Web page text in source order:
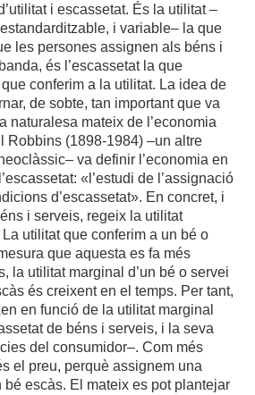
i escassetat. És la utilitat –
i variable– la que
les persones assignen als béns i
és l’escassetat la que
conferim a la utilitat. La idea de
de sobte, tan important que va
naturalesa mateix de l’economia
Robbins (1898-1984) –un altre
va definir l’economia en
«l’estudi de l’assignació
d’escassetat». En concret, i
i serveis, regeix la utilitat
utilitat que conferim a un bé o
que aquesta es fa més
la utilitat marginal d’un bé o servei
és creixent en el temps. Per tant,
en funció de la utilitat marginal
de béns i serveis, i la seva
del consumidor–. Com més
el preu, perquè assignem una
bé escàs. El mateix es pot plantejar